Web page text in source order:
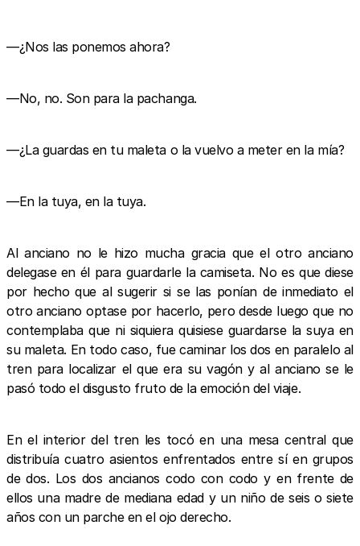
—¿Nos las ponemos ahora?
—No, no. Son para la pachanga.
—¿La guardas en tu maleta o la vuelvo a meter en la mía?
—En la tuya, en la tuya.
Al anciano no le hizo mucha gracia que el otro anciano
delegase en él para guardarle la camiseta. No es que diese
por hecho que al sugerir si se las ponían de inmediato el
otro anciano optase por hacerlo, pero desde luego que no
contemplaba que ni siquiera quisiese guardarse la suya en
su maleta. En todo caso, fue caminar los dos en paralelo al
tren para localizar el que era su vagón y al anciano se le
pasó todo el disgusto fruto de la emoción del viaje.
En el interior del tren les tocó en una mesa central que
distribuía cuatro asientos enfrentados entre sí en grupos
de dos. Los dos ancianos codo con codo y en frente de
ellos una madre de mediana edad y un niño de seis o siete
años con un parche en el ojo derecho.